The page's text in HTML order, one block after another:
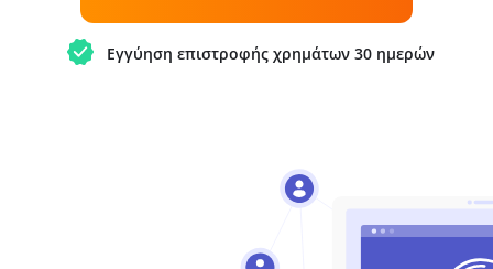
Εγγύηση επιστροφής χρημάτων 30 ημερών